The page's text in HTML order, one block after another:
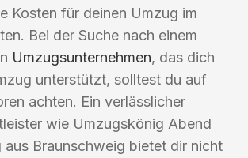
Kosten für deinen Umzug im
Bei der Suche nach einem
Umzugsunternehmen, das dich
unterstützt, solltest du auf
achten. Ein verlässlicher
wie Umzugskönig Abend
aus Braunschweig bietet dir nicht